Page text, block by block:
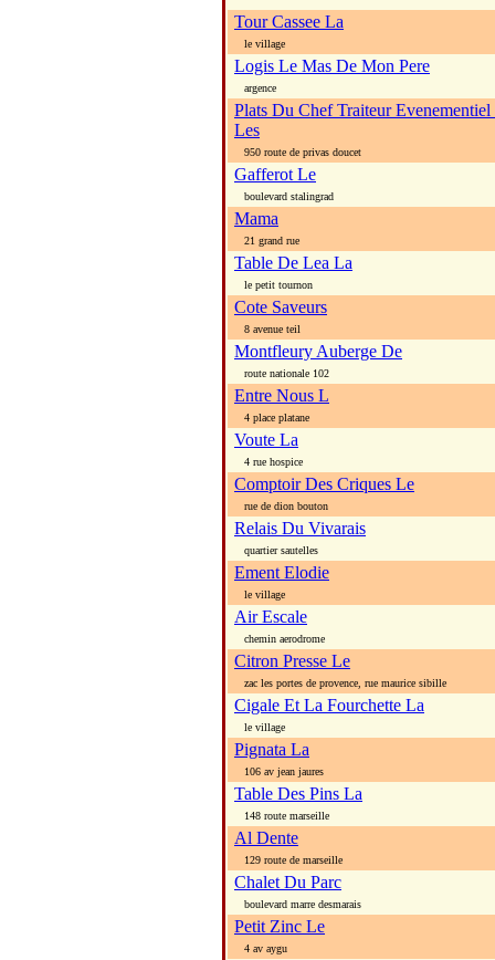
Tour Cassee La
le village
Logis Le Mas De Mon Pere
argence
Plats Du Chef Traiteur
Les
950 route de privas doucet
Gafferot Le
boulevard stalingrad
Mama
21 grand rue
Table De Lea La
le petit tournon
Cote Saveurs
8 avenue teil
Montfleury Auberge De
route nationale 102
Entre Nous L
4 place platane
Voute La
4 rue hospice
Comptoir Des Criques Le
rue de dion bouton
Relais Du Vivarais
quartier sautelles
Ement Elodie
le village
Air Escale
chemin aerodrome
Citron Presse Le
zac les portes de provence, rue maurice sibille
Cigale Et La Fourchette La
le village
Pignata La
106 av jean jaures
Table Des Pins La
148 route marseille
Al Dente
129 route de marseille
Chalet Du Parc
boulevard marre desmarais
Petit Zinc Le
4 av aygu